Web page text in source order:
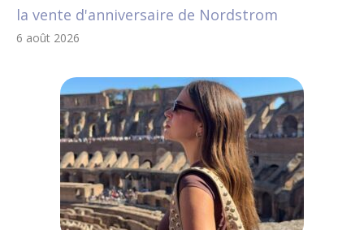
la vente d'anniversaire de Nordstrom
6 août 2026